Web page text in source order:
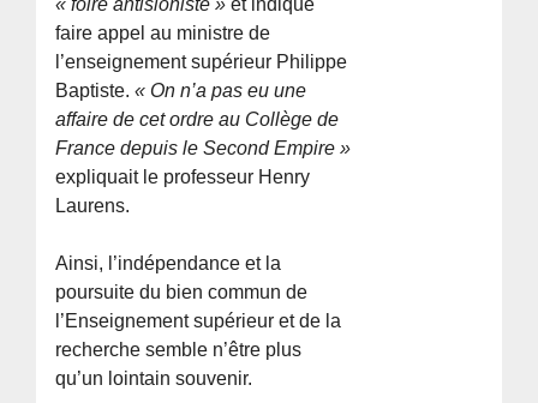
« foire antisioniste » et indiqué
faire appel au ministre de
l’enseignement supérieur Philippe
Baptiste.« On n’a pas eu une
affaire de cet ordre au Collège de
France depuis le Second Empire »
expliquait le professeur Henry
Laurens.
Ainsi, l’indépendance et la
poursuite du bien commun de
l’Enseignement supérieur et de la
recherche semble n’être plus
qu’un lointain souvenir.